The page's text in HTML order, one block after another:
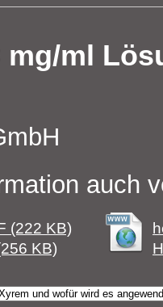
mg/ml
auch
(222 KB)
KB)